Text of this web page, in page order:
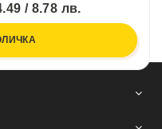
/ 8.78 лв.